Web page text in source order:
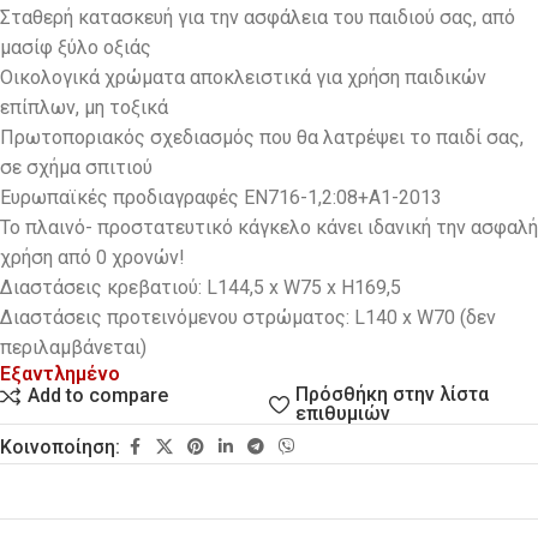
Σταθερή κατασκευή για την ασφάλεια του παιδιού σας, από
μασίφ ξύλο οξιάς
Οικολογικά χρώματα αποκλειστικά για χρήση παιδικών
επίπλων, μη τοξικά
Πρωτοποριακός σχεδιασμός που θα λατρέψει το παιδί σας,
σε σχήμα σπιτιού
Ευρωπαϊκές προδιαγραφές EN716-1,2:08+A1-2013
Το πλαινό- προστατευτικό κάγκελο κάνει ιδανική την ασφαλή
χρήση από 0 χρονών!
Διαστάσεις κρεβατιού: L144,5 x W75 x H169,5
Διαστάσεις προτεινόμενου στρώματος: L140 x W70 (δεν
περιλαμβάνεται)
Εξαντλημένο
Add to compare
Πρόσθήκη στην λίστα
επιθυμιών
Κοινοποίηση: